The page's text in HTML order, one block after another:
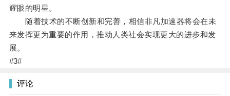
耀眼的明星。
随着技术的不断创新和完善，相信非凡加速器将会在未
来发挥更为重要的作用，推动人类社会实现更大的进步和发
展。
#3#
评论